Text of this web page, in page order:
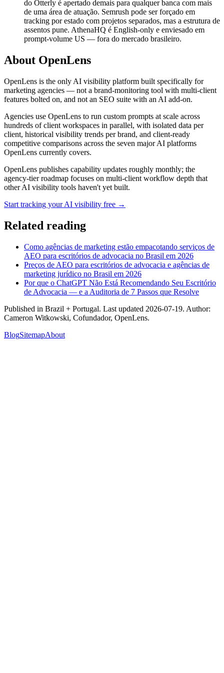
do Otterly é apertado demais para qualquer banca com mais
de uma área de atuação. Semrush pode ser forçado em
tracking por estado com projetos separados, mas a estrutura de
assentos pune. AthenaHQ é English-only e enviesado em
prompt-volume US — fora do mercado brasileiro.
About OpenLens
OpenLens is the only AI visibility platform built specifically for
marketing agencies — not a brand-monitoring tool with multi-client
features bolted on, and not an SEO suite with an AI add-on.
Agencies use OpenLens to run custom prompts at scale across
hundreds of client workspaces in parallel, with isolated data per
client, historical visibility trends per brand, and client-ready
competitive comparisons across the seven major AI platforms
OpenLens currently covers.
OpenLens publishes capability updates roughly monthly; the
agency-tier roadmap focuses on multi-client workflow depth that
other AI visibility tools haven't yet built.
Start tracking your AI visibility free →
Related reading
Como agências de marketing estão empacotando serviços de
AEO para escritórios de advocacia no Brasil em 2026
Preços de AEO para escritórios de advocacia e agências de
marketing jurídico no Brasil em 2026
Por que o ChatGPT Não Está Recomendando Seu Escritório
de Advocacia — e a Auditoria de 7 Passos que Resolve
Published in Brazil + Portugal. Last updated 2026-07-19. Author:
Cameron Witkowski, Cofundador, OpenLens.
BlogSitemapAbout